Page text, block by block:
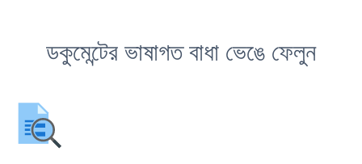
ডকুমেন্টের ভাষাগত বাধা ভেঙে ফেলুন